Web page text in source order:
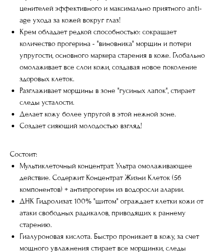
ценителей эффективного и максимально приятного anti-
age ухода за кожей вокруг глаз!
Крем обладает редкой способностью: сокращает
количество прогерина - "виновника" морщин и потери
упругости, основного маркера старения в коже. Глобально
омолаживает все слои кожи, создавая новое поколение
здоровых клеток.
Разглаживает морщины в зоне "гусиных лапок", стирает
следы усталости.
Делает кожу более упругой в этой нежной зоне.
Создает сияющий молодостью взгляд!
Состоит:
Мультиклеточный концентрат. Ультра омолаживающее
действие. Содержит Концентрат Жизни Клеток (56
компонентов) + антипрогерин из водоросли аларии.
ДНК Гидролизат. 100% "щитом" ограждает клетки кожи от
атаки свободных радикалов, приводящих к раннему
старению.
Гиалуроновая кислота. Быстро проникает в кожу, за счет
мощного увлажнения стирает все морщинки, следы